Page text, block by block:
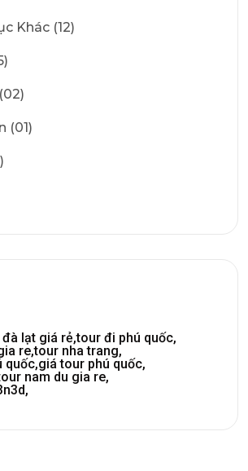
Khác (12)
(01)
lạt giá rẻ,tour đi phú quốc,
re,tour nha trang,
quốc,giá tour phú quốc,
nam du gia re,